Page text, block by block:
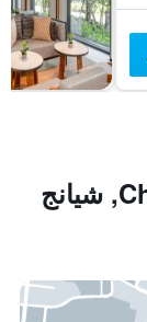
استكشفChiang Mai Old City, شيانج